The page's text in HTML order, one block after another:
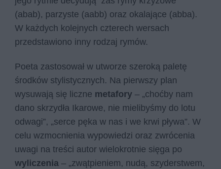
(abab), parzyste (aabb) oraz okalające (abba).
W każdych kolejnych czterech wersach
przedstawiono inny rodzaj rymów.
Poeta zastosował w utworze szeroką paletę
środków stylistycznych. Na pierwszy plan
wysuwają się liczne metafory – „choć­by nam
dano skrzy­dła Ika­ro­we, nie mie­li­by­śmy do lotu
od­wa­gi”, „ser­ce pęka w nas i we krwi pły­wa”. W
celu wzmocnienia wypowiedzi oraz zwrócenia
uwagi na treści autor wielokrotnie sięga po
wyliczenia – „zwąt­pie­niem, nudą, szy­der­stwem,